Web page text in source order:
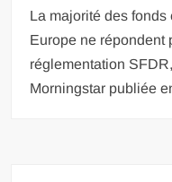
La majorité des
Europe ne répondent
réglementation
Morningstar publiée